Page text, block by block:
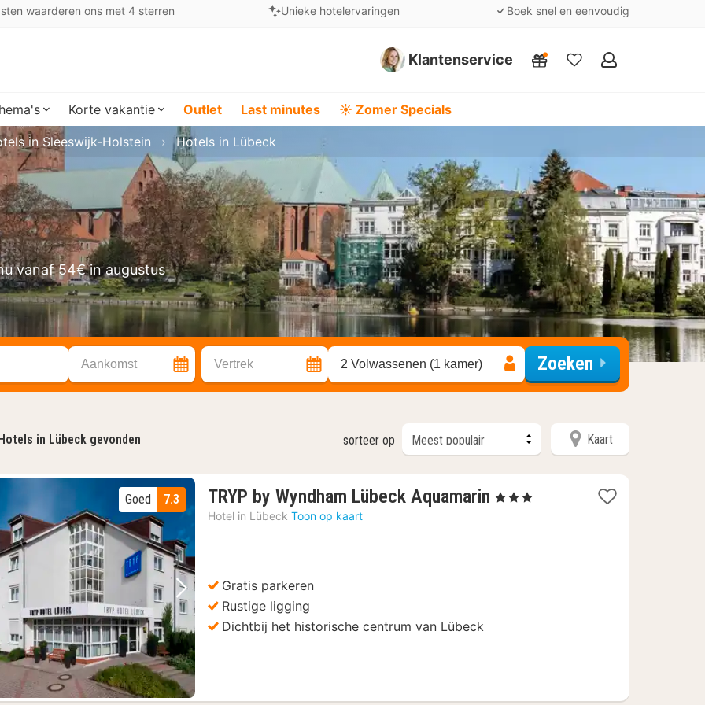
waarderen ons met 4 sterren Unieke hotelervaringen Boek snel en eenvoudig
Klantenservice
Mijn
Korte vakantie Outlet Last minutes ☀️ Zomer Specials
vanaf 54€ in augustus
in Sleeswijk-Holstein Hotels in Lübeck
Aankomst Vertrek 2 Volwassenen (1 kamer) Zoeken
in Lübeck gevonden sorteer op Kaart
Vorige foto Volgende foto
7.3
Goed TRYP by Wyndham Lübeck Aquamarin 2
, 3 Sterren
Hotel in Lübeck Toon op kaart
Gratis parkeren
Rustige ligging
Dichtbij het historische centrum van Lübeck